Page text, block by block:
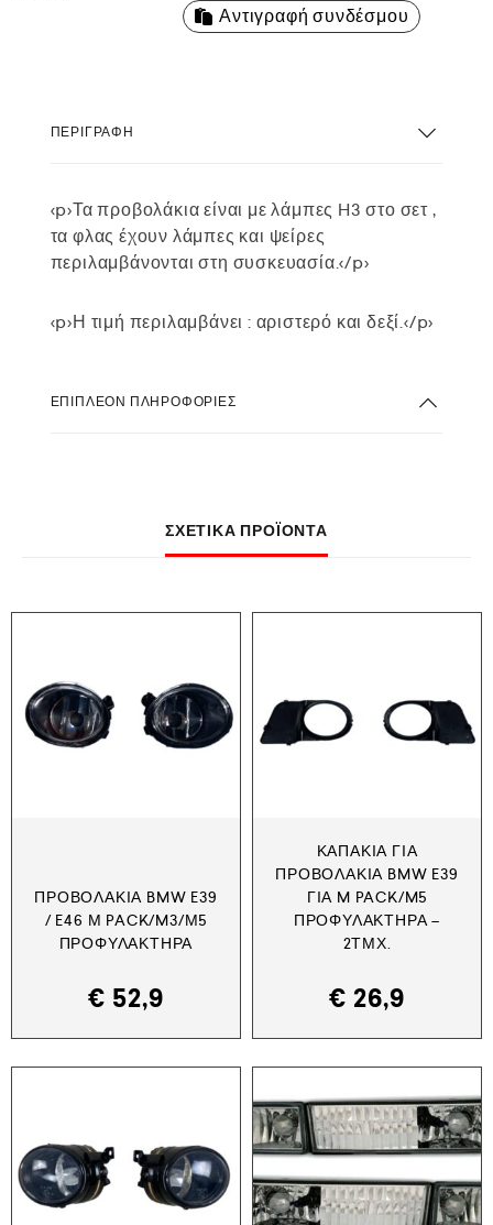
Αντιγραφή συνδέσμου
ΠΕΡΙΓΡΑΦΉ
<p>Τα προβολάκια είναι με λάμπες H3 στο σετ ,
τα φλας έχουν λάμπες και ψείρες
περιλαμβάνονται στη συσκευασία.</p>
<p>Η τιμή περιλαμβάνει : αριστερό και δεξί.</p>
ΕΠΙΠΛΈΟΝ ΠΛΗΡΟΦΟΡΊΕΣ
ΣΧΕΤΙΚΆ ΠΡΟΪΌΝΤΑ
ΠΡΟΒΟΛΆΚΙΑ BMW E39
/ E46 Μ PACK/M3/Μ5
ΠΡΟΦΥΛΑΚΤΉΡΑ
€ 52,9
ΚΑΠΆΚΙΑ ΓΙΑ
ΠΡΟΒΟΛΆΚΙΑ BMW E39
ΓΙΑ M PACK/M5
ΠΡΟΦΥΛΑΚΤΉΡΑ –
2ΤΜΧ.
€ 26,9